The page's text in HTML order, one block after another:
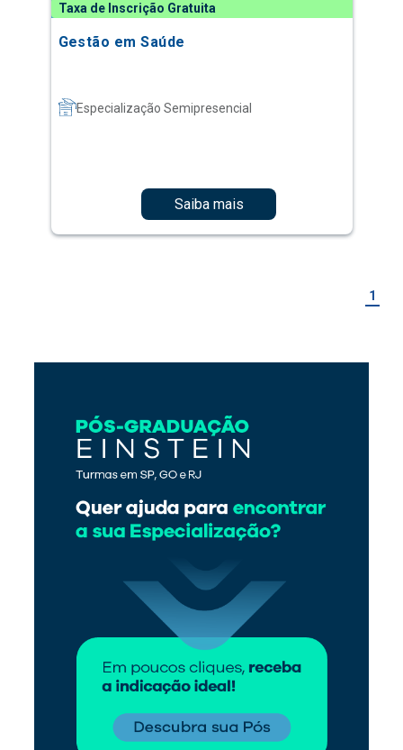
Taxa de Inscrição Gratuita
Gestão em Saúde
Especialização Semipresencial
Saiba mais
1